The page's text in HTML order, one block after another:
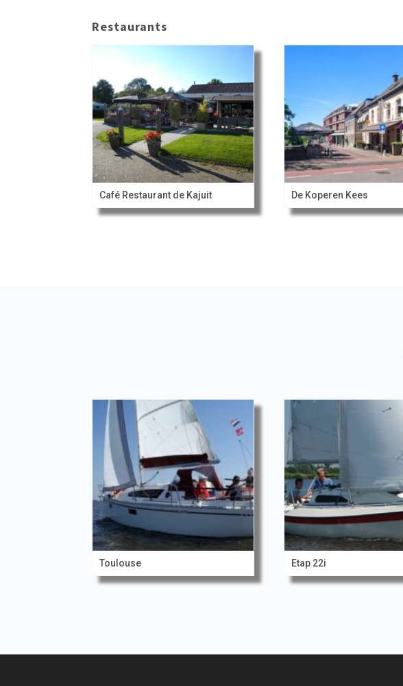
Restaurants
Café Restaurant de Kajuit De Koperen Kees
Toulouse Etap 22i